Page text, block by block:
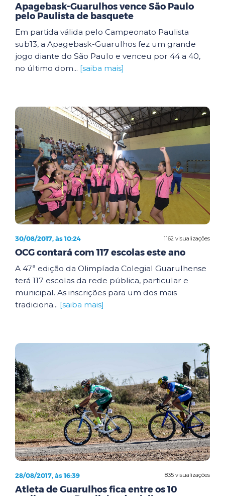
Apagebask-Guarulhos vence São Paulo
pelo Paulista de basquete
Em partida válida pelo Campeonato Paulista
sub13, a Apagebask-Guarulhos fez um grande
jogo diante do São Paulo e venceu por 44 a 40,
no último dom... [saiba mais]
1162 visualizações
30/08/2017, às 10:24
OCG contará com 117 escolas este ano
A 47ª edição da Olimpíada Colegial Guarulhense
terá 117 escolas da rede pública, particular e
municipal. As inscrições para um dos mais
tradiciona... [saiba mais]
835 visualizações
28/08/2017, às 16:39
Atleta de Guarulhos fica entre os 10